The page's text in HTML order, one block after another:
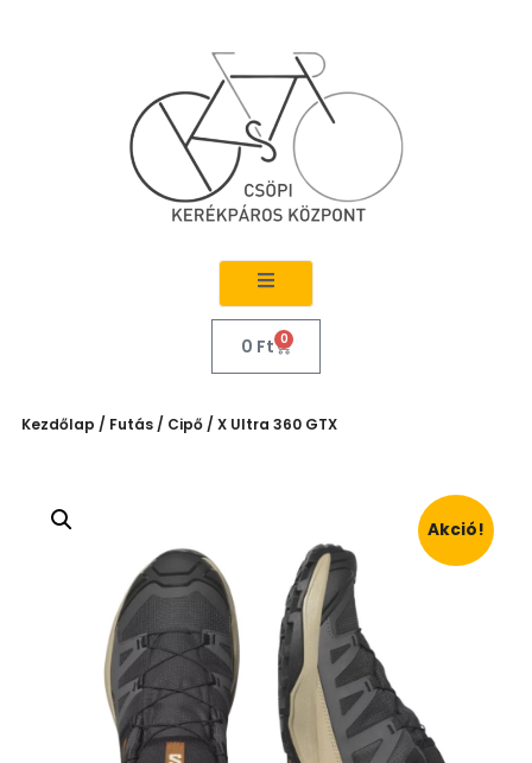
0 Ft 0
Kezdőlap / Futás / Cipő / X Ultra 360 GTX
Akció!